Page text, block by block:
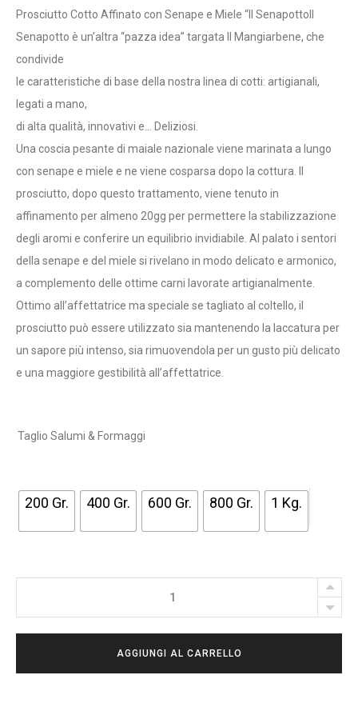
S
C
A
I
P
R
E
Z
Z
O
:
D
A
8
,
4
4
€
Prosciutto Cotto Affinato con Senape e Miele “Il SenapottoIl
Senapotto è un’altra “pazza idea” targata Il Mangiarbene, che
condivide
le caratteristiche di base della nostra linea di cotti: artigianali,
legati a mano,
di alta qualità, innovativi e… Deliziosi.
Una coscia pesante di maiale nazionale viene marinata a lungo
con senape e miele e ne viene cosparsa dopo la cottura. Il
prosciutto, dopo questo trattamento, viene tenuto in
affinamento per almeno 20gg per permettere la stabilizzazione
degli aromi e conferire un equilibrio invidiabile. Al palato i sentori
della senape e del miele si rivelano in modo delicato e armonico,
a complemento delle ottime carni lavorate artigianalmente.
Ottimo all’affettatrice ma speciale se tagliato al coltello, il
prosciutto può essere utilizzato sia mantenendo la laccatura per
un sapore più intenso, sia rimuovendola per un gusto più delicato
e una maggiore gestibilità all’affettatrice.
Taglio Salumi & Formaggi
200 Gr. 400 Gr. 600 Gr. 800 Gr. 1 Kg.
Affinato
Senape
AGGIUNGI AL CARRELLO